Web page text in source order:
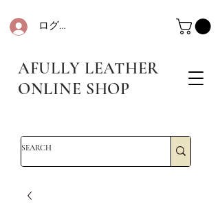
ログイン
AFULLY LEATHER
ONLINE SHOP